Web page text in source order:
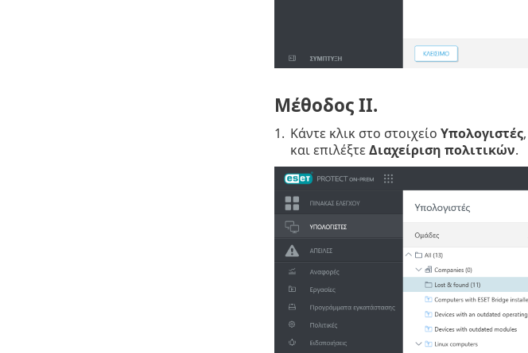
Μέθοδος II.
1. Κάντε κλικ στο στοιχείο Υπολογιστές
και επιλέξτεΔιαχείριση πολιτικών.